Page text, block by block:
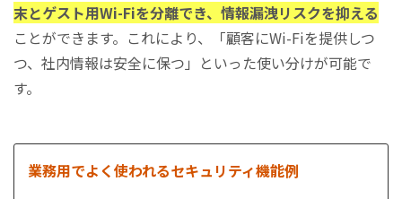
末とゲスト用Wi-Fiを分離でき、情報漏洩リスクを抑える
ことができます。これにより、「顧客にWi-Fiを提供しつ
つ、社内情報は安全に保つ」といった使い分けが可能で
す。
業務用でよく使われるセキュリティ機能例